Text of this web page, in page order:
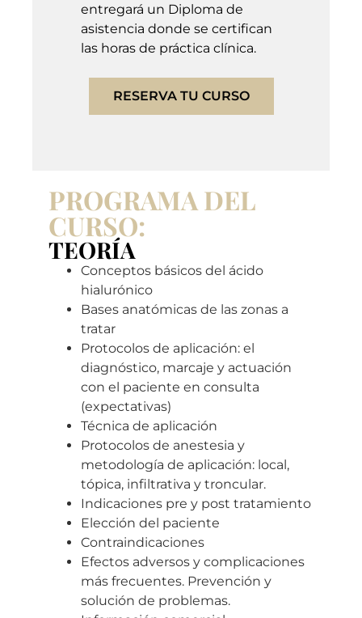
entregará un Diploma de
asistencia donde se certifican
las horas de práctica clínica.
RESERVA TU CURSO
PROGRAMA DEL
CURSO:
TEORÍA
Conceptos básicos del ácido
hialurónico
Bases anatómicas de las zonas a
tratar
Protocolos de aplicación: el
diagnóstico, marcaje y actuación
con el paciente en consulta
(expectativas)
Técnica de aplicación
Protocolos de anestesia y
metodología de aplicación: local,
tópica, infiltrativa y troncular.
Indicaciones pre y post tratamiento
Elección del paciente
Contraindicaciones
Efectos adversos y complicaciones
más frecuentes. Prevención y
solución de problemas.